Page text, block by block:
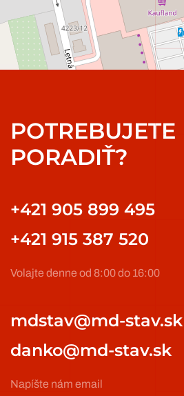
POTREBUJETE
PORADIŤ?
+421 905 899 495
+421 915 387 520
Volajte denne od 8:00 do 16:00
mdstav@md-stav.sk
danko@md-stav.sk
Napíšte nám email